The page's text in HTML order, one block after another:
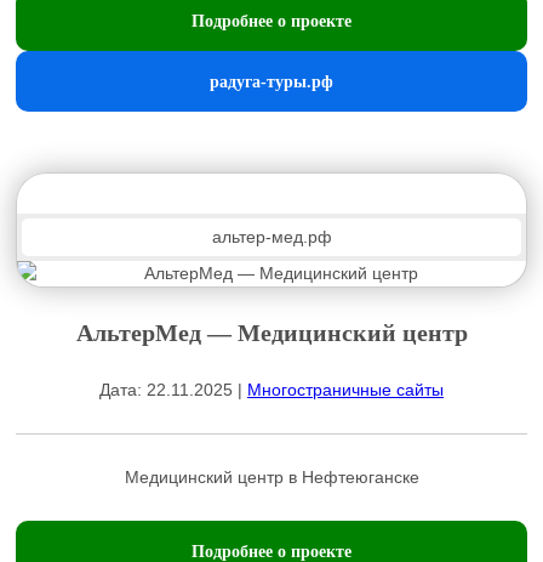
Подробнее о проекте
радуга-туры.рф
альтер-мед.рф
АльтерМед — Медицинский центр
Дата: 22.11.2025 | Многостраничные сайты
Медицинский центр в Нефтеюганске
Подробнее о проекте